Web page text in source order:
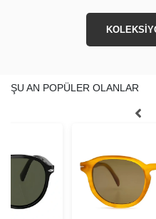
ŞU AN POPÜLER OLANLAR